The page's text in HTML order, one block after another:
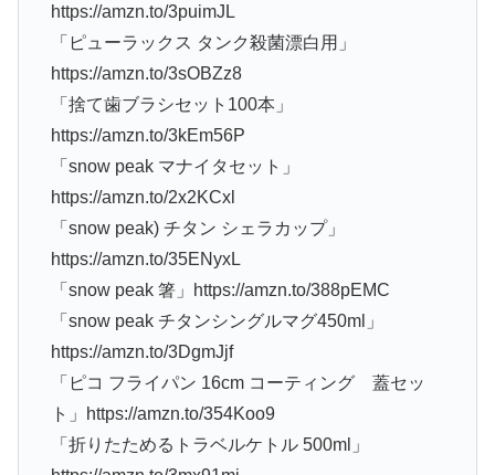
https://amzn.to/3puimJL
「ピューラックス タンク殺菌漂白用」
https://amzn.to/3sOBZz8
「捨て歯ブラシセット100本」
https://amzn.to/3kEm56P
「snow peak マナイタセット」
https://amzn.to/2x2KCxl
「snow peak) チタン シェラカップ」
https://amzn.to/35ENyxL
「snow peak 箸」https://amzn.to/388pEMC
「snow peak チタンシングルマグ450ml」
https://amzn.to/3DgmJjf
「ピコ フライパン 16cm コーティング 蓋セッ
ト」https://amzn.to/354Koo9
「折りたためるトラベルケトル 500ml」